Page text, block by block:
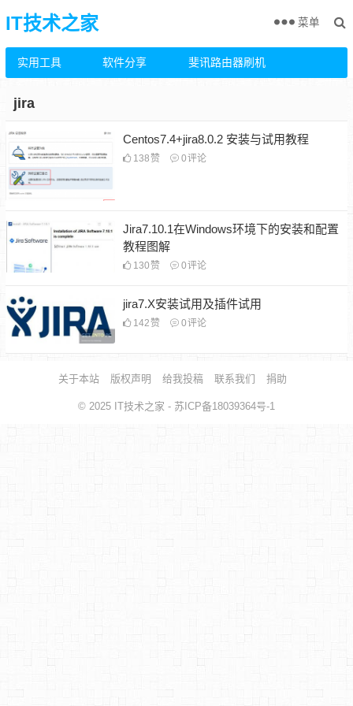
IT技术之家
实用工具 软件分享 斐讯路由器刷机
菜单
jira
Centos7.4+jira8.0.2 安装与试用教程
138 赞 0评论
Jira7.10.1在Windows环境下的安装和配置
教程图解
130 赞 0评论
jira7.X安装试用及插件试用
142 赞 0评论
关于本站 版权声明 给我投稿 联系我们 捐助
© 2025 IT技术之家 - 苏ICP备18039364号-1